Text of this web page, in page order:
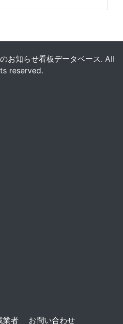
知らせ看板データベース. All
reserved.
業者 お問い合わせ